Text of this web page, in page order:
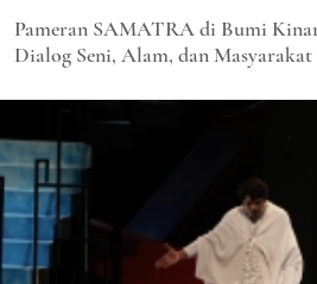
Pameran SAMATRA di Bumi
Dialog Seni, Alam, dan Masyarakat